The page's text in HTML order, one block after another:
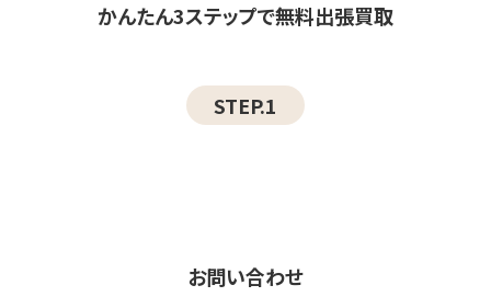
かんたん3ステップで無料出張買取
STEP.1
お問い合わせ